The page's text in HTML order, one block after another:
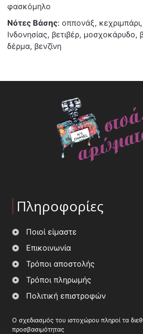
φασκόμηλο
Νότες Βάσης: οππονάξ,
Ινδονησίας, βετιβέρ, μοσχοκάρυδο,
δέρμα, βενζίνη
Πληροφορίες
Ποιοί είμαστε
Επικοινωνία
Τρόποι αποστολής
Τρόποι πληρωμής
Πολιτική επιστροφών
Ο σχεδιασμός του ιστοχώρου πληροί τα
προσβασιμότητας